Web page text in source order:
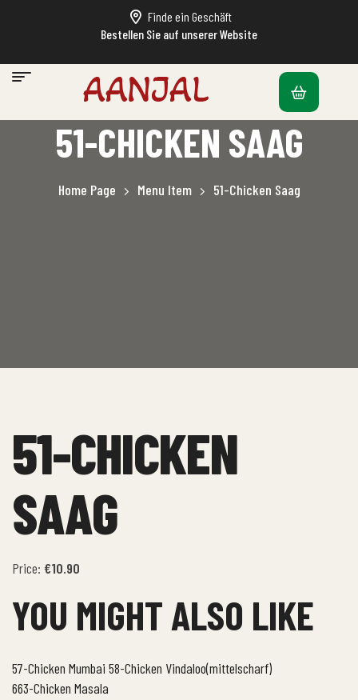
Finde ein Geschäft
Bestellen Sie auf unserer Website
51-CHICKEN SAAG
Home Page Menu Item 51-Chicken Saag
51-CHICKEN
SAAG
Price: €10.90
YOU MIGHT ALSO LIKE
57-Chicken Mumbai 58-Chicken Vindaloo(mittelscharf)
663-Chicken Masala